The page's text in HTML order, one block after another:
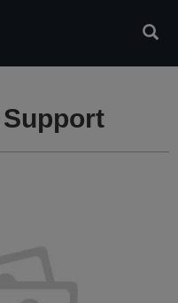
Support